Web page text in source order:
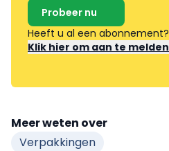
Probeer nu
Heeft u al een abonnement?
Klik hier om aan te melden
Meer weten over
Verpakkingen